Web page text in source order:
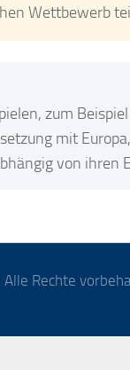
Wettbewerb
zum
mit
von ihren
Rechte